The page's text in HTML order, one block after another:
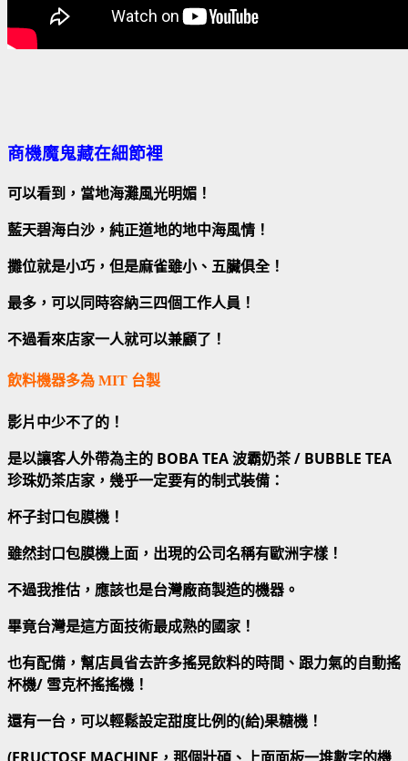
商機魔鬼藏在細節裡
可以看到，當地海灘風光明媚！
藍天碧海白沙，純正道地的地中海風情！
攤位就是小巧，但是麻雀雖小、五臟俱全！
最多，可以同時容納三四個工作人員！
不過看來店家一人就可以兼顧了！
飲料機器多為 MIT 台製
影片中少不了的！
是以讓客人外帶為主的 BOBA TEA 波霸奶茶 / BUBBLE TEA
珍珠奶茶店家，幾乎一定要有的制式裝備：
杯子封口包膜機！
雖然封口包膜機上面，出現的公司名稱有歐洲字樣！
不過我推估，應該也是台灣廠商製造的機器。
畢竟台灣是這方面技術最成熟的國家！
也有配備，幫店員省去許多搖晃飲料的時間、跟力氣的自動搖
杯機/ 雪克杯搖搖機！
還有一台，可以輕鬆設定甜度比例的(給)果糖機！